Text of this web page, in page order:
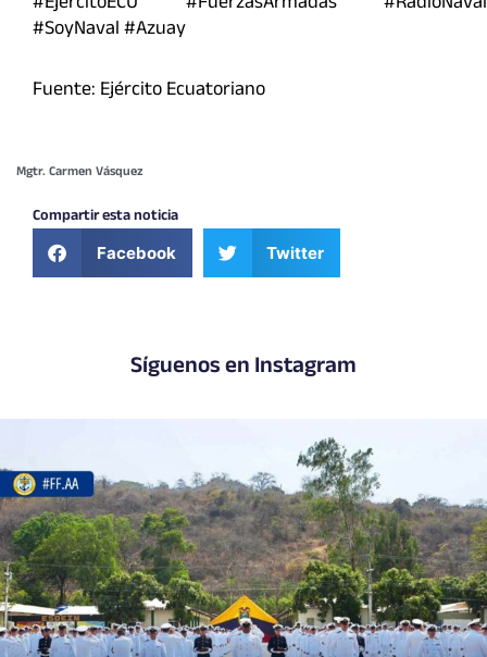
#SoyNaval #Azuay
Fuente: Ejército Ecuatoriano
Mgtr. Carmen Vásquez
Compartir esta noticia
Facebook Twitter
Síguenos en Instagram